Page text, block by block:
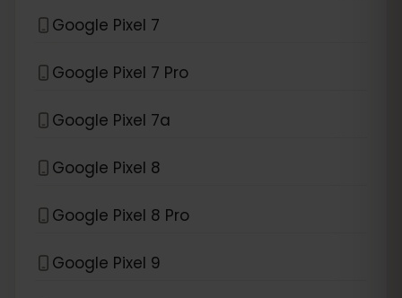
Google Pixel 7
Google Pixel 7 Pro
Google Pixel 7a
Google Pixel 8
Google Pixel 8 Pro
Google Pixel 9